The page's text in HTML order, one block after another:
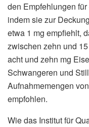
den Empfehlungen
indem sie zur
etwa 1 mg empfiehlt,
zwischen zehn und
acht und zehn mg
Schwangeren und
Aufnahmemengen
empfohlen.
Wie das Institut für